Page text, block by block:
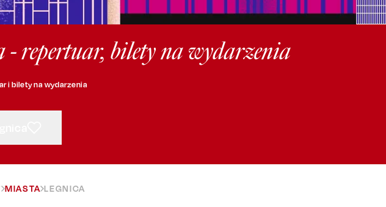
- repertuar, bilety na wydarzenia
i bilety na wydarzenia
MIASTA LEGNICA